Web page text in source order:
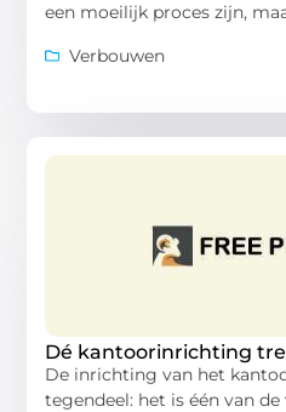
een moeilijk proces zijn,
Verbouwen
Dé kantoorinrichting
De inrichting van het
tegendeel: het is één van